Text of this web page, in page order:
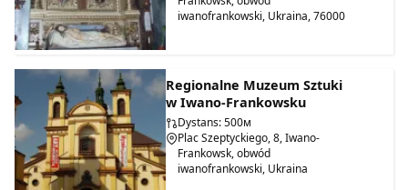
Taras widokowy w ratuszu
Opłata za wstęp wynosi 20 UAH.
poniedziałek.
iwanofrankowski, Ukraina, 76000
Regionalne Muzeum Sztuki
w Iwano-Frankowsku
Dystans: 500м
Plac Szeptyckiego, 8, Iwano-
Frankowsk, obwód
iwanofrankowski, Ukraina